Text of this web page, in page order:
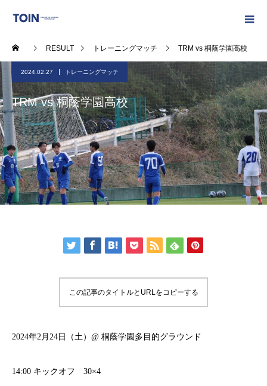
RESULT トレーニングマッチ TRM vs 桐蔭学園高校
2024.02.27 トレーニングマッチ
TRM vs 桐蔭学園高校
この記事のタイトルとURLをコピーする
2024年2月24日（土）@ 桐蔭学園多目的グラウンド
14:00 キックオフ 30×4